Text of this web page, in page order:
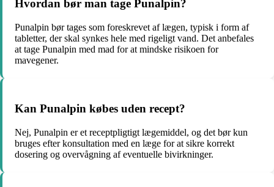
Hvordan bør man tage Punalpin?
Punalpin bør tages som foreskrevet af lægen, typisk i form af
tabletter, der skal synkes hele med rigeligt vand. Det anbefales
at tage Punalpin med mad for at mindske risikoen for
mavegener.
Kan Punalpin købes uden recept?
Nej, Punalpin er et receptpligtigt lægemiddel, og det bør kun
bruges efter konsultation med en læge for at sikre korrekt
dosering og overvågning af eventuelle bivirkninger.